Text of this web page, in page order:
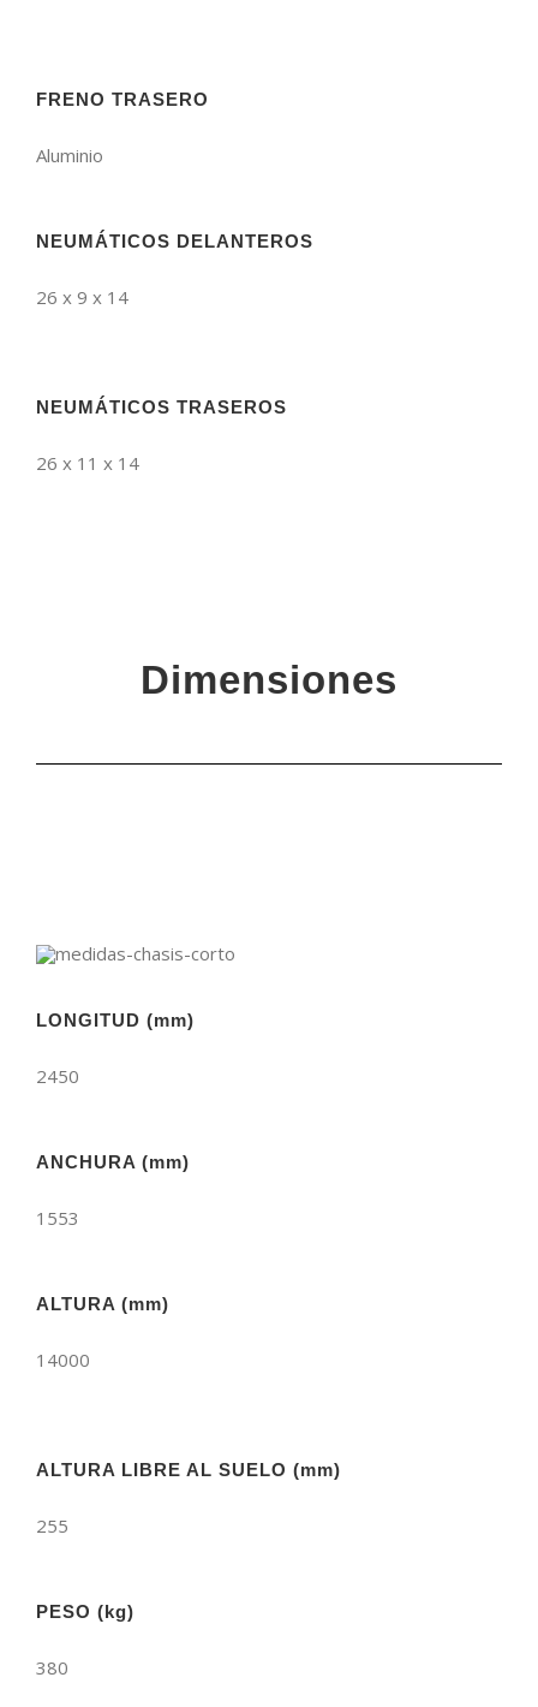
FRENO TRASERO
Aluminio
NEUMÁTICOS DELANTEROS
26 x 9 x 14
NEUMÁTICOS TRASEROS
26 x 11 x 14
Dimensiones
LONGITUD (mm)
2450
ANCHURA (mm)
1553
ALTURA (mm)
14000
ALTURA LIBRE AL SUELO (mm)
255
PESO (kg)
380